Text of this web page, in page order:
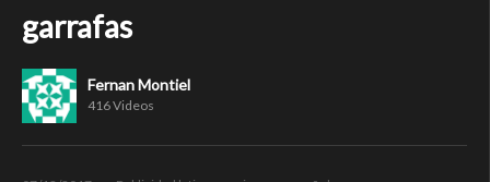
garrafas
Fernan Montiel
416 Videos